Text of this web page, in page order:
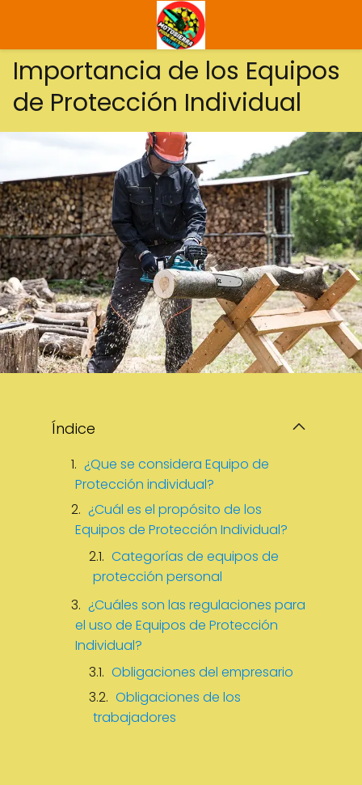
Importancia de los Equipos
de Protección Individual
Índice
¿Que se considera Equipo de
Protección individual?
¿Cuál es el propósito de los
Equipos de Protección Individual?
Categorías de equipos de
protección personal
¿Cuáles son las regulaciones para
el uso de Equipos de Protección
Individual?
Obligaciones del empresario
Obligaciones de los
trabajadores